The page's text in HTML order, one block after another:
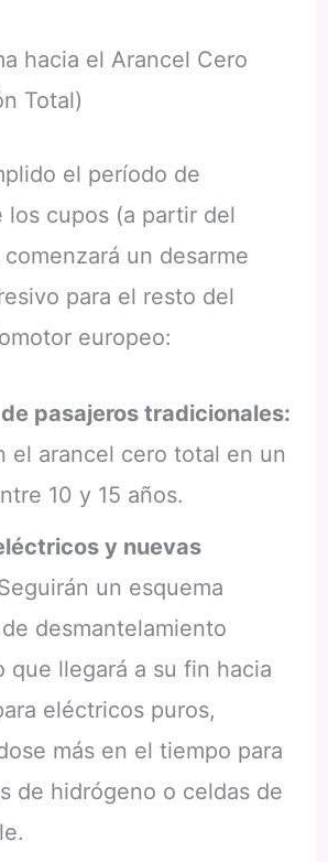
hacia el Arancel Cero
Total)
el período de
los cupos (a partir del
un desarme
para el resto del
europeo:
pasajeros tradicionales:
el arancel cero total en un
10 y 15 años.
y nuevas
un esquema
desmantelamiento
que llegará a su fin hacia
eléctricos puros,
más en el tiempo para
de hidrógeno o celdas de